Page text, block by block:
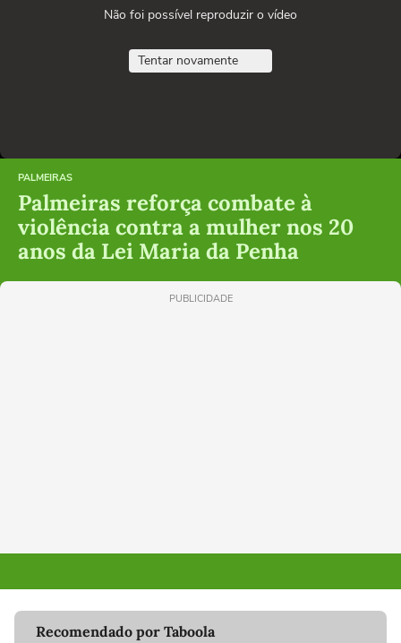
Não foi possível reproduzir o vídeo
Tentar novamente
PALMEIRAS
Palmeiras reforça combate à
violência contra a mulher nos 20
anos da Lei Maria da Penha
PUBLICIDADE
Recomendado por Taboola